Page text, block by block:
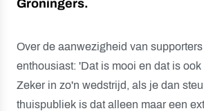
Groningers.
Over de aanwezigheid van
enthousiast: 'Dat is mooi en dat is
Zeker in zo'n wedstrijd, als je dan
thuispubliek is dat alleen maar een